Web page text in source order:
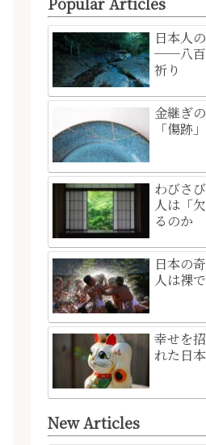
日本人
──八百
祈り
金継ぎ
「傷跡
わびさ
人は「
るのか
日本の
人は裸
幸せを招
れた日
New Articles